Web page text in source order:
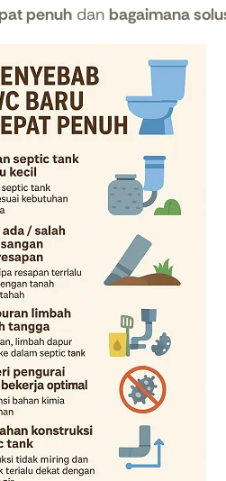
penuh dan bagaimana